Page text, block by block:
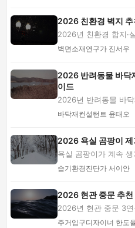
2026 친환경 벽지 추
2026년 친환경 합지·
내구성, 관리법을 비교
벽면소재연구가 진서우
2026 반려동물 바닥
이드
2026년 반려동물 바
관리, 내구성을 전문가
바닥재컨설턴트 윤태오
2026 욕실 곰팡이
욕실 곰팡이가 계속 생
구분하고, 타일과 실
습기환경진단가 서이안
2026 현관 중문 추천
2026년 현관 중문 3연
격과 단열, 개방 폭, 장
주거입구디자이너 한도